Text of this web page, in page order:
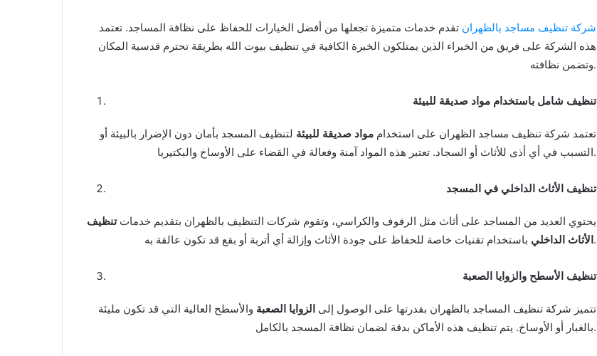
شركة تنظيف مساجد بالظهران تقدم خدمات متميزة تجعلها من أفضل الخيارات للحفاظ على نظافة المساجد. تعتمد
هذه الشركة على فريق من الخبراء الذين يمتلكون الخبرة الكافية في تنظيف بيوت الله بطريقة تحترم قدسية المكان
وتضمن نظافته.
تنظيف شامل باستخدام مواد صديقة للبيئة
تعتمد شركة تنظيف مساجد الظهران على استخدام مواد صديقة للبيئة لتنظيف المسجد بأمان دون الإضرار بالبيئة أو
التسبب في أي أذى للأثاث أو السجاد. تعتبر هذه المواد آمنة وفعالة في القضاء على الأوساخ والبكتيريا.
تنظيف الأثاث الداخلي في المسجد
يحتوي العديد من المساجد على أثاث مثل الرفوف والكراسي، وتقوم شركات التنظيف بالظهران بتقديم خدماتتنظيف
الأثاث الداخليباستخدام تقنيات خاصة للحفاظ على جودة الأثاث وإزالة أي أتربة أو بقع قد تكون عالقة به.
تنظيف الأسطح والزوايا الصعبة
تتميز شركة تنظيف المساجد بالظهران بقدرتها على الوصول إلى الزوايا الصعبة والأسطح العالية التي قد تكون مليئة
بالغبار أو الأوساخ. يتم تنظيف هذه الأماكن بدقة لضمان نظافة المسجد بالكامل.